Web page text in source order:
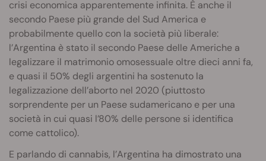
crisi economica apparentemente infinita. È anche il
secondo Paese più grande del Sud America e
probabilmente quello con la società più liberale:
l’Argentina è stato il secondo Paese delle Americhe a
legalizzare il matrimonio omosessuale oltre dieci anni fa,
e quasi il 50% degli argentini ha sostenuto la
legalizzazione dell’aborto nel 2020 (piuttosto
sorprendente per un Paese sudamericano e per una
società in cui quasi l’80% delle persone si identifica
come cattolico).
E parlando di cannabis, l’Argentina ha dimostrato una